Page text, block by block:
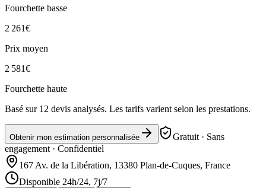
Fourchette basse
2 261€
Prix moyen
2 581€
Fourchette haute
Basé sur 12 devis analysés. Les tarifs varient selon les prestations.
Obtenir mon estimation personnalisée
Gratuit · Sans
engagement · Confidentiel
167 Av. de la Libération, 13380 Plan-de-Cuques, France
Disponible 24h/24, 7j/7